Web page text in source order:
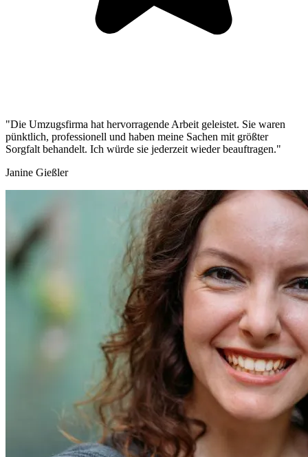
"Die Umzugsfirma hat hervorragende Arbeit geleistet. Sie waren
pünktlich, professionell und haben meine Sachen mit größter
Sorgfalt behandelt. Ich würde sie jederzeit wieder beauftragen."
Janine Gießler